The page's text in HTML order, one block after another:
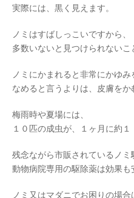
実際には、黒く見えます。
ノミはすばしっこいですから、
多数いないと見つけられないこ
ノミにかまれると非常にかゆみ
なめると言うよりは、皮膚をか
梅雨時や夏場には、
１０匹の成虫が、１ヶ月に約１
残念ながら市販されているノミ
動物病院専用の駆除薬は効果も
ノミ又はマダニでお困りの場合